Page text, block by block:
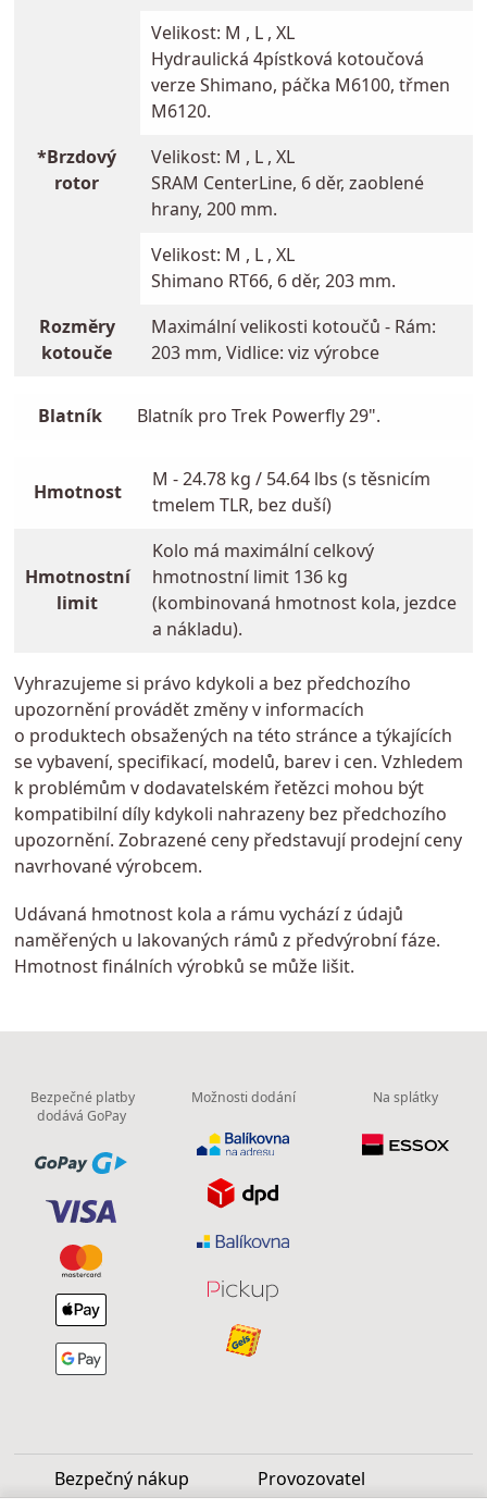
Velikost: M , L , XL
Hydraulická 4pístková kotoučová
verze Shimano, páčka M6100, třmen
M6120.
*Brzdový
rotor
Velikost: M , L , XL
SRAM CenterLine, 6 děr, zaoblené
hrany, 200 mm.
Velikost: M , L , XL
Shimano RT66, 6 děr, 203 mm.
Rozměry
kotouče
Maximální velikosti kotoučů - Rám:
203 mm, Vidlice: viz výrobce
Blatník Blatník pro Trek Powerfly 29".
Hmotnost
M - 24.78 kg / 54.64 lbs (s těsnicím
tmelem TLR, bez duší)
Hmotnostní
limit
Kolo má maximální celkový
hmotnostní limit 136 kg
(kombinovaná hmotnost kola, jezdce
a nákladu).
Vyhrazujeme si právo kdykoli a bez předchozího
upozornění provádět změny v informacích
o produktech obsažených na této stránce a týkajících
se vybavení, specifikací, modelů, barev i cen. Vzhledem
k problémům v dodavatelském řetězci mohou být
kompatibilní díly kdykoli nahrazeny bez předchozího
upozornění. Zobrazené ceny představují prodejní ceny
navrhované výrobcem.
Udávaná hmotnost kola a rámu vychází z údajů
naměřených u lakovaných rámů z předvýrobní fáze.
Hmotnost finálních výrobků se může lišit.
Bezpečné platby
dodává GoPay
Možnosti dodání Na splátky
Bezpečný nákup Provozovatel